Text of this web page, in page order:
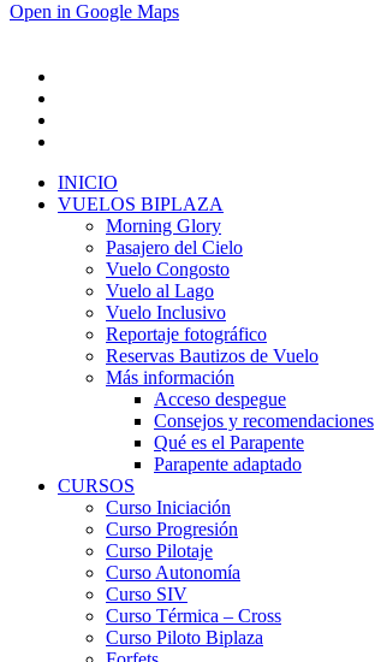
Open in Google Maps
INICIO
VUELOS BIPLAZA
Morning Glory
Pasajero del Cielo
Vuelo Congosto
Vuelo al Lago
Vuelo Inclusivo
Reportaje fotográfico
Reservas Bautizos de Vuelo
Más información
Acceso despegue
Consejos y recomendaciones
Qué es el Parapente
Parapente adaptado
CURSOS
Curso Iniciación
Curso Progresión
Curso Pilotaje
Curso Autonomía
Curso SIV
Curso Térmica – Cross
Curso Piloto Biplaza